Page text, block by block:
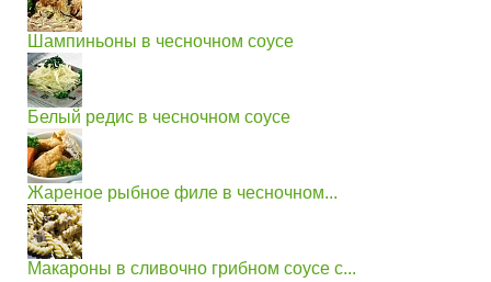
Шампиньоны в чесночном соусе
Белый редис в чесночном соусе
Жареное рыбное филе в чесночном...
Макароны в сливочно грибном соусе с...